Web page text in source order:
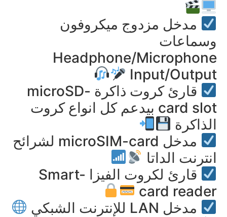
مدخل مزدوج ميكروفون
وسماعات
Headphone/Microphone
Input/Output
قارئ كروت ذاكرة microSD-
card slot بيدعم كل انواع كروت
الذاكرة
مدخل microSIM-card لشرائح
انترنت الداتا
قارئ لكروت الفيزا Smart-
card reader
مدخل LAN للإنترنت الشبكي